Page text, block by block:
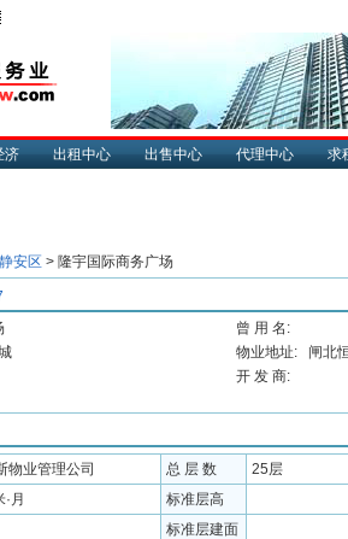
济 出租中心 出售中心 代理中心 求
静安区 > 隆宇国际商务广场
曾 用 名:
物业地址:
闸北
开 发 商:
物业管理公司 总 层 数
25层
月
标准层高
标准层建面